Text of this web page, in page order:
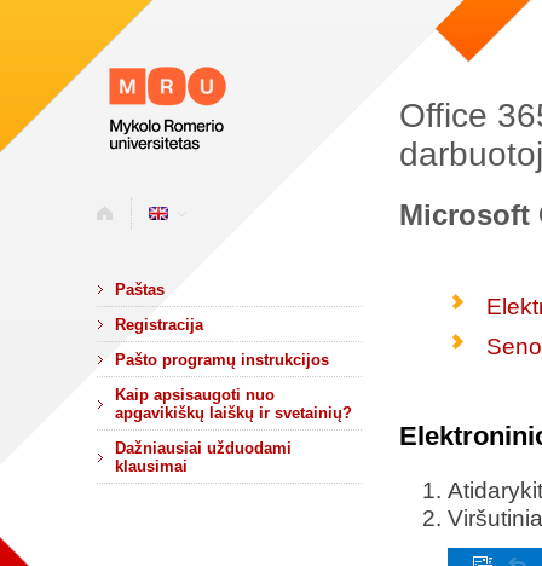
Paštas
Registracija
Pašto programų instrukcijos
Kaip apsisaugoti nuo
apgavikiškų laiškų ir svetainių?
Dažniausiai užduodami
klausimai
Office
Microsoft